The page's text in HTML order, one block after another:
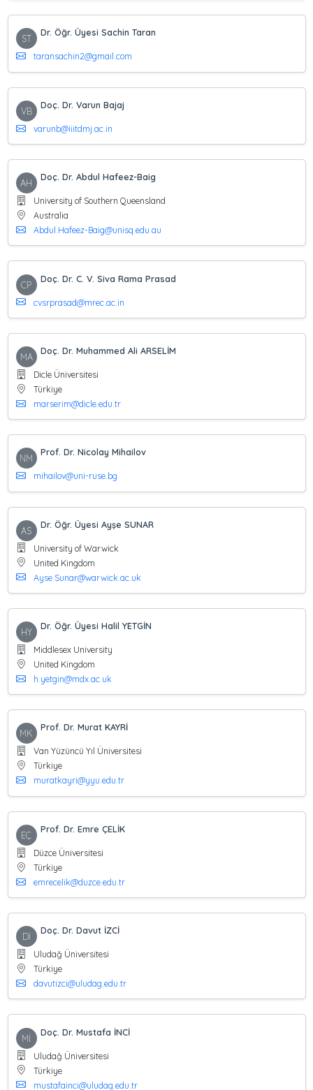
ST
Dr. Öğr. Üyesi Sachin Taran
taransachin2@gmail.com
VB
Doç. Dr. Varun Bajaj
varunb@iiitdmj.ac.in
AH
Doç. Dr. Abdul Hafeez-Baig
University of Southern Queensland
Australia
Abdul.Hafeez-Baig@unisq.edu.au
CP
Doç. Dr. C. V. Siva Rama Prasad
cvsrprasad@mrec.ac.in
MA
Doç. Dr. Muhammed Ali ARSELİM
Dicle Üniversitesi
Türkiye
marserim@dicle.edu.tr
NM
Prof. Dr. Nicolay Mihailov
mihailov@uni-ruse.bg
AS
Dr. Öğr. Üyesi Ayşe SUNAR
University of Warwick
United Kingdom
Ayse.Sunar@warwick.ac.uk
HY
Dr. Öğr. Üyesi Halil YETGİN
Middlesex University
United Kingdom
h.yetgin@mdx.ac.uk
MK
Prof. Dr. Murat KAYRİ
Van Yüzüncü Yıl Üniversitesi
Türkiye
muratkayri@yyu.edu.tr
EÇ
Prof. Dr. Emre ÇELİK
Düzce Üniversitesi
Türkiye
emrecelik@duzce.edu.tr
Dİ
Doç. Dr. Davut İZCİ
Uludağ Üniversitesi
Türkiye
davutizci@uludag.edu.tr
Mİ
Doç. Dr. Mustafa İNCİ
Uludağ Üniversitesi
Türkiye
mustafainci@uludag.edu.tr